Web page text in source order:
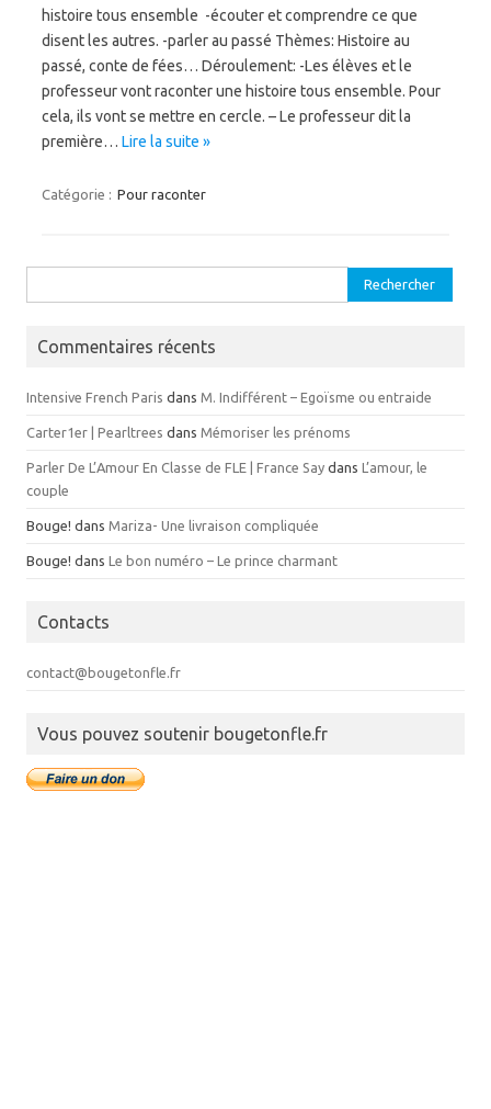
histoire tous ensemble -écouter et comprendre ce que
disent les autres. -parler au passé Thèmes: Histoire au
passé, conte de fées… Déroulement: -Les élèves et le
professeur vont raconter une histoire tous ensemble. Pour
cela, ils vont se mettre en cercle. – Le professeur dit la
première… Lire la suite »
Catégorie : Pour raconter
Commentaires récents
Intensive French Paris dans M. Indifférent – Egoïsme ou entraide
Carter1er | Pearltrees dans Mémoriser les prénoms
Parler De L’Amour En Classe de FLE | France Say dans L’amour, le
couple
Bouge! dans Mariza- Une livraison compliquée
Bouge! dans Le bon numéro – Le prince charmant
Contacts
contact@bougetonfle.fr
Vous pouvez soutenir bougetonfle.fr